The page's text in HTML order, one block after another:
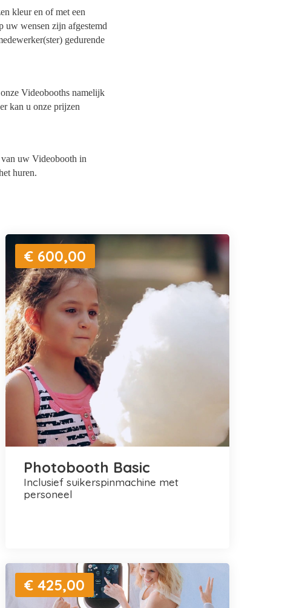
kleur en of met een
uw wensen zijn afgestemd
gedurende
Videobooths namelijk
kan u onze prijzen
uw Videobooth in
huren.
€ 600,00
Photobooth Basic
inclusief suikerspinmachine met
personeel
€ 425,00